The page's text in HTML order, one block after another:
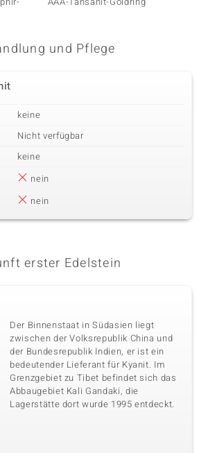
und Pflege
keine
Nicht verfügbar
keine
nein
nein
erster Edelstein
Der Binnenstaat in Südasien liegt
zwischen der Volksrepublik China und
der Bundesrepublik Indien, er ist ein
bedeutender Lieferant für Kyanit. Im
Grenzgebiet zu Tibet befindet sich das
Abbaugebiet Kali Gandaki, die
Lagerstätte dort wurde 1995 entdeckt.